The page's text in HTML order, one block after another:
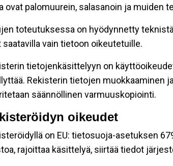
ovat palomuurein, salasanoin ja muiden
toteutuksessa on hyödynnetty
saatavilla vain tietoon oikeutetuille.
tietojenkäsittelyyn on
Rekisterin tietojen muokkaaminen
säännöllinen varmuuskopiointi.
oikeudet
on EU: tietosuoja-asetuksen
rajoittaa käsittelyä, siirtää tiedot